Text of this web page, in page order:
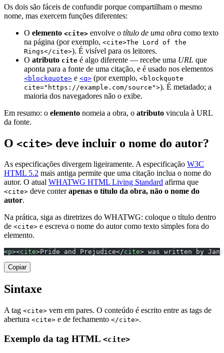
Os dois são fáceis de confundir porque compartilham o mesmo
nome, mas exercem funções diferentes:
O elemento <cite> envolve o título de uma obra como texto
na página (por exemplo, <cite>The Lord of the
Rings</cite>). É visível para os leitores.
O atributo cite é algo diferente — recebe uma URL que
aponta para a fonte de uma citação, e é usado nos elementos
<blockquote> e <q> (por exemplo, <blockquote
cite="https://example.com/source">). É metadado; a
maioria dos navegadores não o exibe.
Em resumo: o elemento nomeia a obra, o atributo vincula à URL
da fonte.
O <cite> deve incluir o nome do autor?
As especificações divergem ligeiramente. A especificação W3C
HTML 5.2 mais antiga permite que uma citação inclua o nome do
autor. O atual WHATWG HTML Living Standard afirma que
<cite> deve conterapenas o título da obra, não o nome do
autor.
Na prática, siga as diretrizes do WHATWG: coloque o título dentro
de <cite> e escreva o nome do autor como texto simples fora do
elemento.
<p><cite>Pride and Prejudice</cite> was written by
Copiar
Sintaxe
A tag <cite> vem em pares. O conteúdo é escrito entre as tags de
abertura <cite> e de fechamento </cite>.
Exemplo da tag HTML <cite>